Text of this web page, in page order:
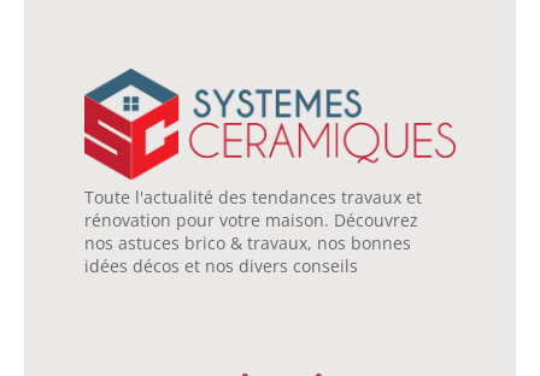
Toute l'actualité des tendances travaux et
rénovation pour votre maison. Découvrez
nos astuces brico & travaux, nos bonnes
idées décos et nos divers conseils